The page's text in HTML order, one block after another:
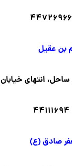
بن عقیل
انتهای خیابان ۵۹
صادق (ع)